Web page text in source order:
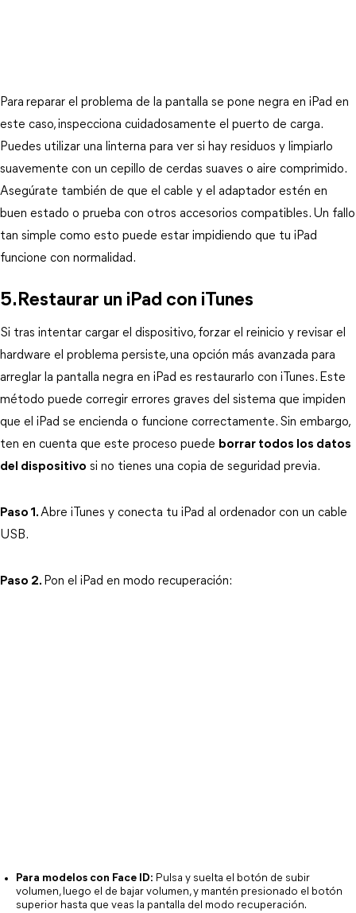
Para reparar el problema de la pantalla se pone negra en iPad en
este caso, inspecciona cuidadosamente el puerto de carga.
Puedes utilizar una linterna para ver si hay residuos y limpiarlo
suavemente con un cepillo de cerdas suaves o aire comprimido.
Asegúrate también de que el cable y el adaptador estén en
buen estado o prueba con otros accesorios compatibles. Un fallo
tan simple como esto puede estar impidiendo que tu iPad
funcione con normalidad.
5.Restaurar un iPad con iTunes
Si tras intentar cargar el dispositivo, forzar el reinicio y revisar el
hardware el problema persiste, una opción más avanzada para
arreglar la pantalla negra en iPad es restaurarlo con iTunes. Este
método puede corregir errores graves del sistema que impiden
que el iPad se encienda o funcione correctamente. Sin embargo,
ten en cuenta que este proceso puede borrar todos los datos
del dispositivo si no tienes una copia de seguridad previa.
Paso 1.Abre iTunes y conecta tu iPad al ordenador con un cable
USB.
Paso 2. Pon el iPad en modo recuperación:
Para modelos con Face ID: Pulsa y suelta el botón de subir
volumen, luego el de bajar volumen, y mantén presionado el botón
superior hasta que veas la pantalla del modo recuperación.